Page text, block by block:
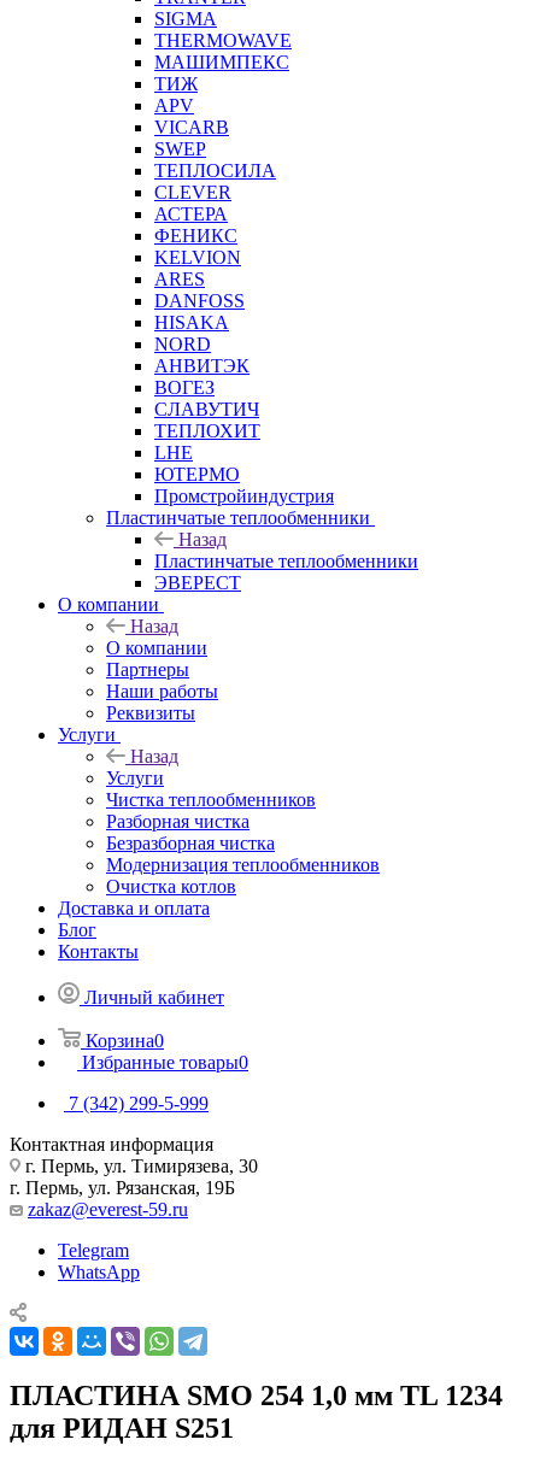
SIGMA
THERMOWAVE
МАШИМПЕКС
ТИЖ
APV
VICARB
SWEP
ТЕПЛОСИЛА
CLEVER
АСТЕРА
ФЕНИКС
KELVION
ARES
DANFOSS
HISAKA
NORD
АНВИТЭК
ВОГЕЗ
СЛАВУТИЧ
ТЕПЛОХИТ
LHE
ЮТЕРМО
Промстройиндустрия
Пластинчатые теплообменники
Назад
Пластинчатые теплообменники
ЭВЕРЕСТ
О компании
Назад
О компании
Партнеры
Наши работы
Реквизиты
Услуги
Назад
Услуги
Чистка теплообменников
Разборная чистка
Безразборная чистка
Модернизация теплообменников
Очистка котлов
Доставка и оплата
Блог
Контакты
Личный кабинет
Корзина0
Избранные товары0
7 (342) 299-5-999
Контактная информация
г. Пермь, ул. Тимирязева, 30
г. Пермь, ул. Рязанская, 19Б
zakaz@everest-59.ru
Telegram
WhatsApp
ПЛАСТИНА SMO 254 1,0 мм TL 1234
для РИДАН S251